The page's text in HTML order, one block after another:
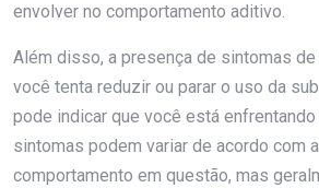
envolver no comportamento aditivo.
Além disso, a presença de sintomas
você tenta reduzir ou parar o uso da
pode indicar que você está
sintomas podem variar de acordo com
comportamento em questão, mas